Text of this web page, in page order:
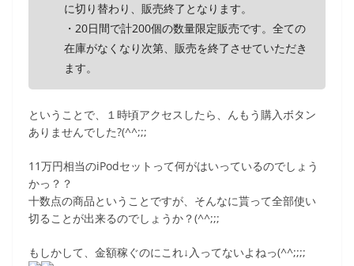
に切り替わり、販売終了となります。
・20日間で計200個の数量限定販売です。全ての
在庫がなくなり次第、販売を終了させていただき
ます。
ということで、１時頃アクセスしたら、んもう購入ボタン
ありませんでした?(^^;;;
11万円相当のiPodセットって何がはいっているのでしょう
かっ？？
十数点の商品ということですが、そんなに貰って全部使い
切ることが出来るのでしょうか？(^^;;;
もしかして、金額稼ぐのにこれ↓入ってないよねっ(^^;;;;